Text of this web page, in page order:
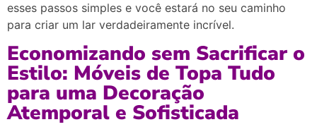
esses passos simples e você estará no seu caminho
para criar um lar verdadeiramente incrível.
Economizando sem Sacrificar o
Estilo: Móveis de Topa Tudo
para uma Decoração
Atemporal e Sofisticada